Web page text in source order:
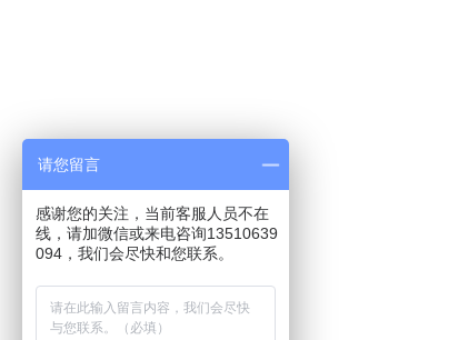
请您留言
感谢您的关注，当前客服人员不在
线，请加微信或来电咨询13510639
094，我们会尽快和您联系。